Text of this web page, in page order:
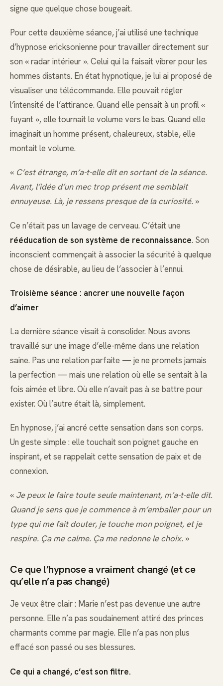
signe que quelque chose bougeait.
Pour cette deuxième séance, j’ai utilisé une technique
d’hypnose ericksonienne pour travailler directement sur
son « radar intérieur ». Celui qui la faisait vibrer pour les
hommes distants. En état hypnotique, je lui ai proposé de
visualiser une télécommande. Elle pouvait régler
l’intensité de l’attirance. Quand elle pensait à un profil «
fuyant », elle tournait le volume vers le bas. Quand elle
imaginait un homme présent, chaleureux, stable, elle
montait le volume.
« C’est étrange, m’a-t-elle dit en sortant de la séance.
Avant, l’idée d’un mec trop présent me semblait
ennuyeuse. Là, je ressens presque de la curiosité. »
Ce n’était pas un lavage de cerveau. C’était une
rééducation de son système de reconnaissance. Son
inconscient commençait à associer la sécurité à quelque
chose de désirable, au lieu de l’associer à l’ennui.
Troisième séance : ancrer une nouvelle façon
d’aimer
La dernière séance visait à consolider. Nous avons
travaillé sur une image d’elle-même dans une relation
saine. Pas une relation parfaite — je ne promets jamais
la perfection — mais une relation où elle se sentait à la
fois aimée et libre. Où elle n’avait pas à se battre pour
exister. Où l’autre était là, simplement.
En hypnose, j’ai ancré cette sensation dans son corps.
Un geste simple : elle touchait son poignet gauche en
inspirant, et se rappelait cette sensation de paix et de
connexion.
« Je peux le faire toute seule maintenant, m’a-t-elle dit.
Quand je sens que je commence à m’emballer pour un
type qui me fait douter, je touche mon poignet, et je
respire. Ça me calme. Ça me redonne le choix. »
Ce que l’hypnose a vraiment changé (et ce
qu’elle n’a pas changé)
Je veux être clair : Marie n’est pas devenue une autre
personne. Elle n’a pas soudainement attiré des princes
charmants comme par magie. Elle n’a pas non plus
effacé son passé ou ses blessures.
Ce qui a changé, c’est son filtre.